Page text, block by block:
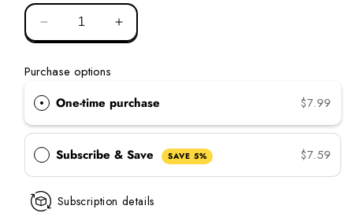
Verminder
hoeveelheid
Krulkleur
donker
groenblauw
Aantal
verhogen
Donker
Teal
Groen
Purchase options
One-time purchase
$7.99
Subscribe & Save SAVE 5% $7.59
Subscription details